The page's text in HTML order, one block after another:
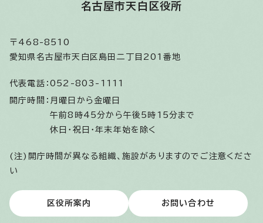
名古屋市天白区役所
〒468-8510
愛知県名古屋市天白区島田二丁目201番地
代表電話： 052-803-1111
開庁時間： 月曜日から金曜日
午前8時45分から午後5時15分まで
休日・祝日・年末年始を除く
(注)開庁時間が異なる組織、施設がありますのでご注意くださ
い
区役所案内 お問い合わせ